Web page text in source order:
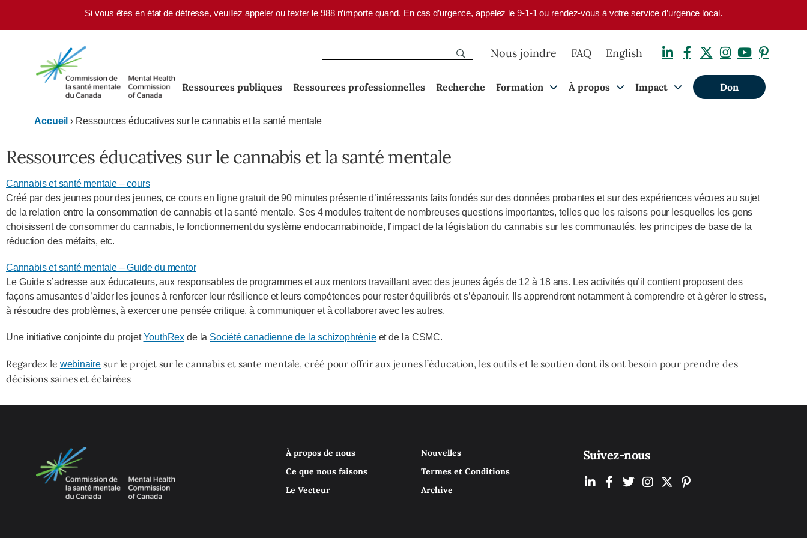
Skip to main contentSi vous êtes en état de détresse, veuillez appeler ou texter le 988 n’importe quand. En cas d’urgence, appelez le 9-1-1 ou rendez-vous à votre service d’urgence local.
Nous joindre FAQ English
Ressources publiques Ressources professionnelles Recherche Formation À propos Impact Don
Accueil › Ressources éducatives sur le cannabis et la santé mentale
Ressources éducatives sur le cannabis et la santé mentale
Cannabis et santé mentale – cours
Créé par des jeunes pour des jeunes, ce cours en ligne gratuit de 90 minutes présente d’intéressants faits fondés sur des données probantes et sur des expériences vécues au sujet
de la relation entre la consommation de cannabis et la santé mentale. Ses 4 modules traitent de nombreuses questions importantes, telles que les raisons pour lesquelles les gens
choisissent de consommer du cannabis, le fonctionnement du système endocannabinoïde, l’impact de la législation du cannabis sur les communautés, les principes de base de la
réduction des méfaits, etc.
Cannabis et santé mentale – Guide du mentor
Le Guide s’adresse aux éducateurs, aux responsables de programmes et aux mentors travaillant avec des jeunes âgés de 12 à 18 ans. Les activités qu’il contient proposent des
façons amusantes d’aider les jeunes à renforcer leur résilience et leurs compétences pour rester équilibrés et s’épanouir. Ils apprendront notamment à comprendre et à gérer le stress,
à résoudre des problèmes, à exercer une pensée critique, à communiquer et à collaborer avec les autres.
Une initiative conjointe du projetYouthRexde la Société canadienne de la schizophrénieet de la CSMC.
Regardez le webinaire sur le projet sur le cannabis et sante mentale, créé pour offrir aux jeunes l’éducation, les outils et le soutien dont ils ont besoin pour prendre des
décisions saines etéclairées
À propos de nous
Ce que nous faisons
Le Vecteur
Nouvelles
Termes et Conditions
Archive
Suivez-nous